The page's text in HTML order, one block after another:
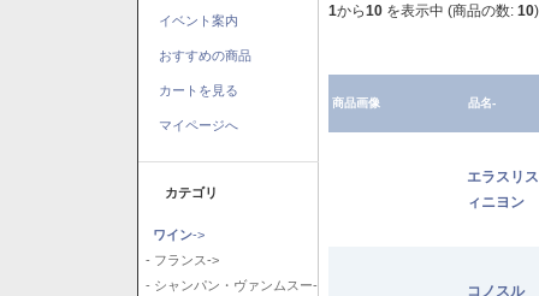
イベント案内
おすすめの商品
カートを見る
マイページへ
カテゴリ
ワイン->
- フランス->
- シャンパン・ヴァンムスー-
1から10 を表示中 (商品の数: 10)
商品画像 品名-
エラスリ
ィニヨン
コノスル